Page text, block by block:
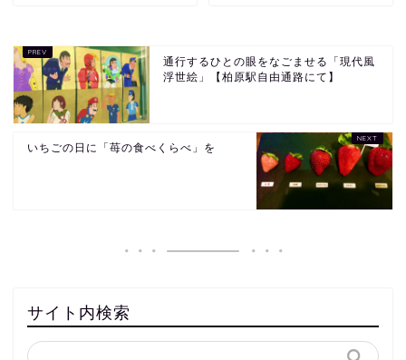
通行するひとの眼をなごませる「現代風
浮世絵」【柏原駅自由通路にて】
いちごの日に「苺の食べくらべ」を
サイト内検索